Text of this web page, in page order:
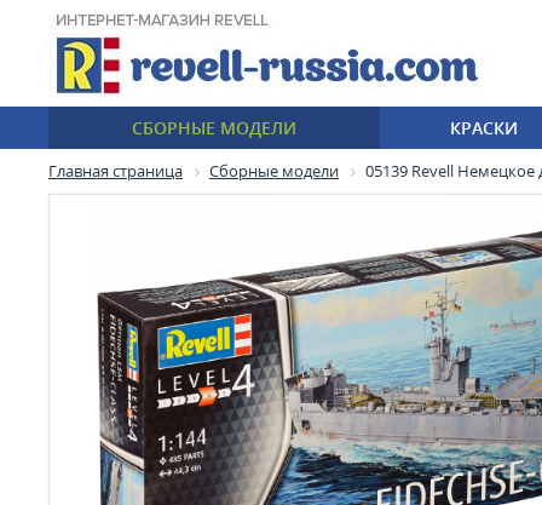
СБОРНЫЕ МОДЕЛИ КРАСКИ
Главная страница Сборные модели 05139 Revell Немецкое